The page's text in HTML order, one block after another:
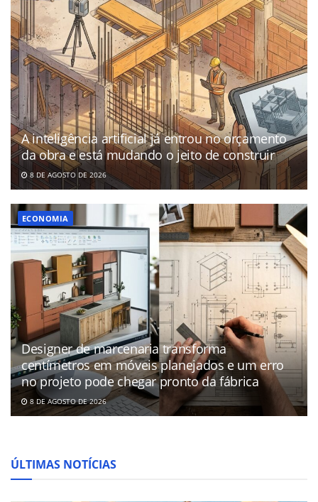
A inteligência artificial já entrou no orçamento
da obra e está mudando o jeito de construir
8 DE AGOSTO DE 2026
ECONOMIA
Designer de marcenaria transforma
centímetros em móveis planejados e um erro
no projeto pode chegar pronto da fábrica
8 DE AGOSTO DE 2026
ÚLTIMAS NOTÍCIAS